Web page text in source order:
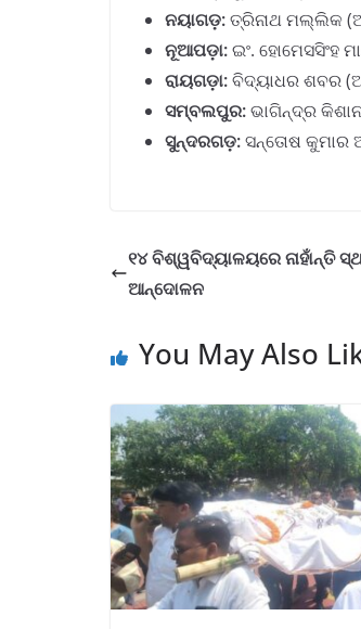
ନୟାଗଡ଼:ତ୍ରିନାଥ ମଲ୍ଲିକ
ନୂଆପଡ଼ା:ଇଂ. ହୋମେସସିଂହ
ରାୟଗଡ଼ା:ବିଦ୍ୟାଧର ଶବର
ସମ୍ବଲପୁର:ଭାଗିନ୍ଦ୍ର
ସୁନ୍ଦରଗଡ଼:ସନ୍ତୋଷ କୁମାର
୧୪ ବିଶ୍ୱବିଦ୍ୟାଳୟରେ ନାହାଁନ୍ତି
ଆନ୍ଦୋଳନ
You May Also